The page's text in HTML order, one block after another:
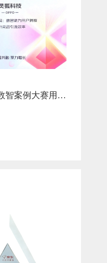
第七届京旗数智案例大赛用户增长赛道 先锋奖—OPPO